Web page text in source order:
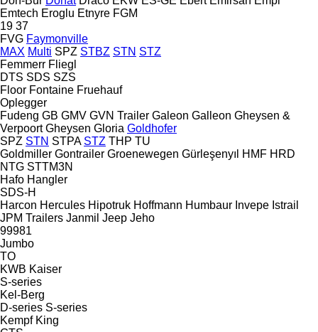
Emtech Eroglu Etnyre FGM
19 37
FVG Faymonville
MAX Multi SPZ STBZ STN STZ
Femmerr Fliegl
DTS SDS SZS
Floor Fontaine Fruehauf
Oplegger
Fudeng GB GMV GVN Trailer Galeon Galleon Gheysen &
Verpoort Gheysen Gloria Goldhofer
SPZ STN STPA STZ THP TU
Goldmiller Gontrailer Groenewegen Gürleşenyıl HMF HRD
NTG STTM3N
Hafo Hangler
SDS-H
Harcon Hercules Hipotruk Hoffmann Humbaur Invepe Istrail
JPM Trailers Janmil Jeep Jeho
99981
Jumbo
TO
KWB Kaiser
S-series
Kel-Berg
D-series S-series
Kempf King